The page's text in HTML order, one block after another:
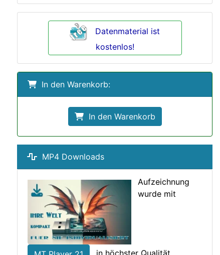
Datenmaterial ist
kostenlos!
In den Warenkorb:
In den Warenkorb
MP4 Downloads
Aufzeichnung
wurde mit